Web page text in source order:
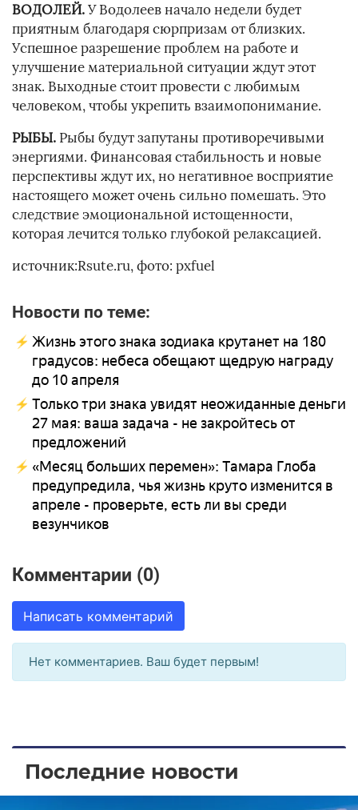
ВОДОЛЕЙ.У Водолеев начало недели будет
приятным благодаря сюрпризам от близких.
Успешное разрешение проблем на работе и
улучшение материальной ситуации ждут этот
знак. Выходные стоит провести с любимым
человеком, чтобы укрепить взаимопонимание.
РЫБЫ. Рыбы будут запутаны противоречивыми
энергиями. Финансовая стабильность и новые
перспективы ждут их, но негативное восприятие
настоящего может очень сильно помешать. Это
следствие эмоциональной истощенности,
которая лечится только глубокой релаксацией.
источник:Rsute.ru, фото: pxfuel
Новости по теме:
Жизнь этого знака зодиака крутанет на 180
градусов: небеса обещают щедрую награду
до 10 апреля
Только три знака увидят неожиданные деньги
27 мая: ваша задача - не закройтесь от
предложений
«Месяц больших перемен»: Тамара Глоба
предупредила, чья жизнь круто изменится в
апреле - проверьте, есть ли вы среди
везунчиков
Комментарии (0)
Написать комментарий
Нет комментариев. Ваш будет первым!
Последние новости